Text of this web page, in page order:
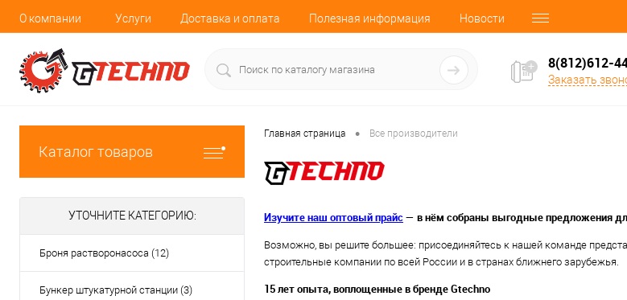
О компании Услуги Доставка и оплата Полезная информация Новости
8(812)612-
Заказать
Каталог товаров
УТОЧНИТЕ КАТЕГОРИЮ:
Броня растворонасоса (12)
Бункер штукатурной станции (3)
Главная страница • Все производители
Изучите наш оптовый прайс— в нём собраны выгодные предложения
Возможно, вы решите большее: присоединяйтесь к нашей команде
строительные компании по всей России и в странах ближнего зарубежья.
15 лет опыта, воплощенные в бренде Gtechno